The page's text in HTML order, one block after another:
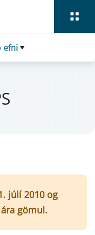
efni
júlí 2010 og
gömul.